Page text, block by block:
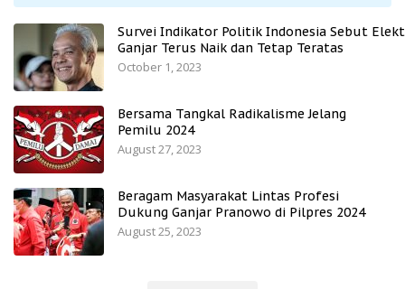
Survei Indikator Politik Indonesia Sebut
Ganjar Terus Naik dan Tetap Teratas
October 1, 2023
Bersama Tangkal Radikalisme Jelang
Pemilu 2024
August 27, 2023
Beragam Masyarakat Lintas Profesi
Dukung Ganjar Pranowo di Pilpres 2024
August 25, 2023